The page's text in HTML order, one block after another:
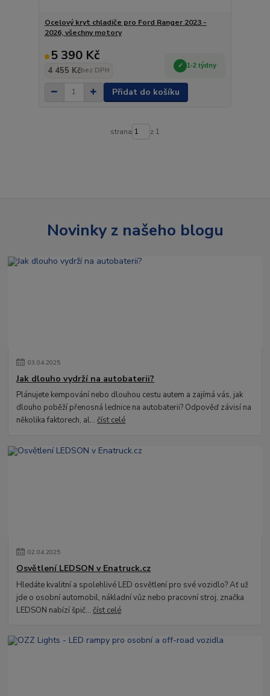
Ocelový kryt chladiče pro Ford Ranger 2023 -
2026, všechny motory
5 390 Kč
4 455 Kčbez DPH
1-2 týdny
Přidat do košíku
strana z 1
Novinky z našeho blogu
03.04.2025
Jak dlouho vydrží na autobaterii?
Plánujete kempování nebo dlouhou cestu autem a zajímá vás, jak
dlouho poběží přenosná lednice na autobaterii? Odpověď závisí na
několika faktorech, al...číst celé
02.04.2025
Osvětlení LEDSON v Enatruck.cz
Hledáte kvalitní a spolehlivé LED osvětlení pro své vozidlo? Ať už
jde o osobní automobil, nákladní vůz nebo pracovní stroj, značka
LEDSON nabízí špič...číst celé